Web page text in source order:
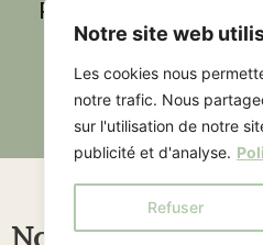
Notre site web
Les cookies nous
notre trafic. Nous
sur l'utilisation de notre
publicité et d'analyse.
Refuser
Paiement sécurisé
Nous contacter